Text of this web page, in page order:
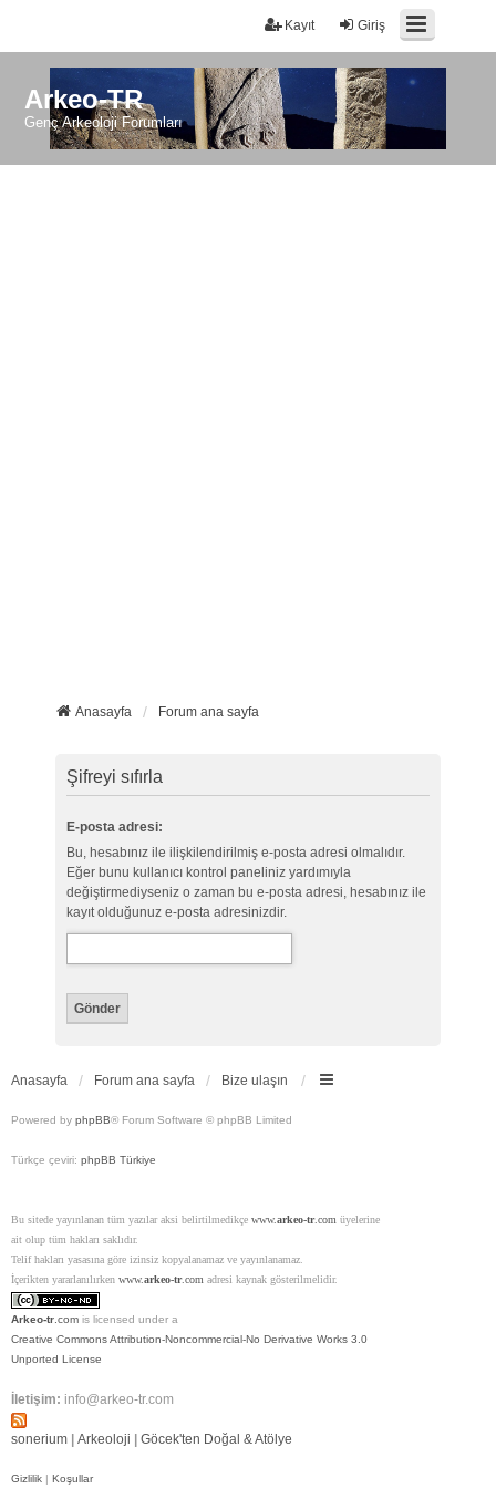
Giriş
Kayıt
Arkeo-TR
Genç Arkeoloji Forumları
Anasayfa Forum ana sayfa
Şifreyi sıfırla
E-posta adresi:
Bu, hesabınız ile ilişkilendirilmiş e-posta adresi olmalıdır.
Eğer bunu kullanıcı kontrol paneliniz yardımıyla
değiştirmediyseniz o zaman bu e-posta adresi, hesabınız ile
kayıt olduğunuz e-posta adresinizdir.
Anasayfa Forum ana sayfa Bize ulaşın
Powered by phpBB® Forum Software © phpBB Limited
Türkçe çeviri: phpBB Türkiye
Bu sitede yayınlanan tüm yazılar aksi belirtilmedikçe www.arkeo-tr.com üyelerine
ait olup tüm hakları saklıdır.
Telif hakları yasasına göre izinsiz kopyalanamaz ve yayınlanamaz.
İçerikten yararlanılırken www.arkeo-tr.com adresi kaynak gösterilmelidir.
Arkeo-tr .com is licensed under a
Creative Commons Attribution-Noncommercial-No Derivative Works 3.0
Unported License
İletişim: info@arkeo-tr.com
sonerium Arkeoloji Göcek'ten Doğal & Atölye
Gizlilik | Koşullar